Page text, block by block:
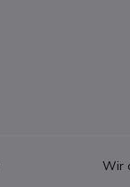
Wir